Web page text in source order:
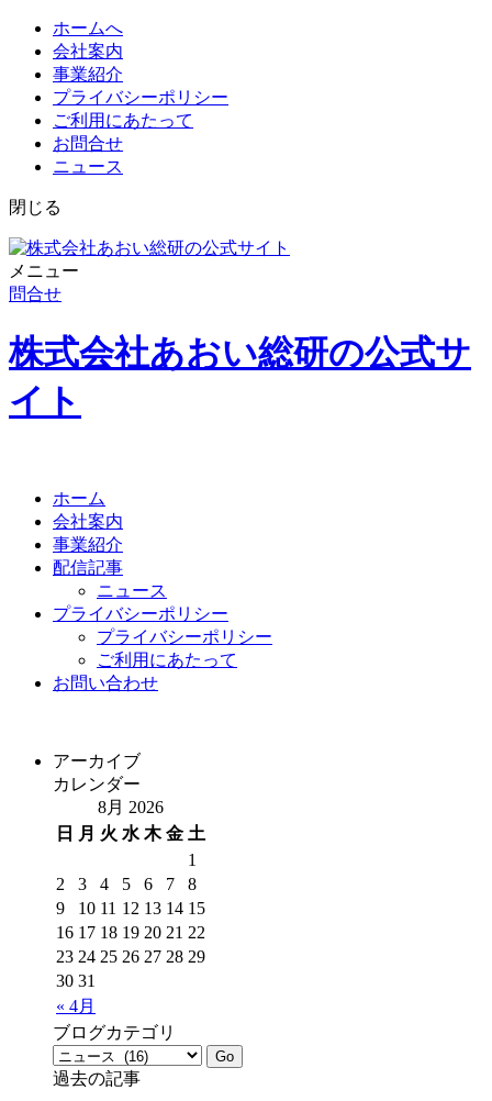
ホームへ
会社案内
事業紹介
プライバシーポリシー
ご利用にあたって
お問合せ
ニュース
閉じる
メニュー
問合せ
株式会社あおい総研の公式サ
イト
ホーム
会社案内
事業紹介
配信記事
ニュース
プライバシーポリシー
プライバシーポリシー
ご利用にあたって
お問い合わせ
アーカイブ
カレンダー
8月 2026
日
月 火 水 木 金 土
« 4月
1
2
3 4 5 6 7
8
9
10 11 12 13 14 15
16 17 18 19 20 21 22
23 24 25 26 27 28 29
30 31
ブログカテゴリ
過去の記事